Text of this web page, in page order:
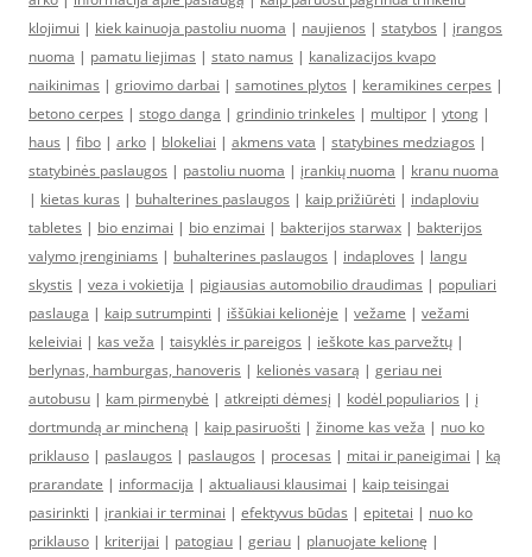
klojimui | kiek kainuoja pastoliu nuoma | naujienos | statybos | įrangos
nuoma | pamatu liejimas | stato namus | kanalizacijos kvapo
naikinimas | griovimo darbai | samotines plytos | keramikines cerpes |
betono cerpes | stogo danga | grindinio trinkeles | multipor | ytong |
haus | fibo | arko | blokeliai | akmens vata | statybines medziagos |
statybinės paslaugos | pastoliu nuoma | įrankių nuoma | kranu nuoma
| kietas kuras | buhalterines paslaugos | kaip prižiūrėti | indaploviu
tabletes | bio enzimai | bio enzimai | bakterijos starwax | bakterijos
valymo įrenginiams | buhalterines paslaugos | indaploves | langu
skystis | veza i vokietija | pigiausias automobilio draudimas | populiari
paslauga | kaip sutrumpinti | iššūkiai kelionėje | vežame | vežami
keleiviai | kas veža | taisyklės ir pareigos | ieškote kas parvežtų |
berlynas, hamburgas, hanoveris | kelionės vasarą | geriau nei
autobusu | kam pirmenybė | atkreipti dėmesį | kodėl populiarios | į
dortmundą ar mincheną | kaip pasiruošti | žinome kas veža | nuo ko
priklauso | paslaugos | paslaugos | procesas | mitai ir paneigimai | ką
prarandate | informacija | aktualiausi klausimai | kaip teisingai
pasirinkti | įrankiai ir terminai | efektyvus būdas | epitetai | nuo ko
priklauso | kriterijai | patogiau | geriau | planuojate kelionę |